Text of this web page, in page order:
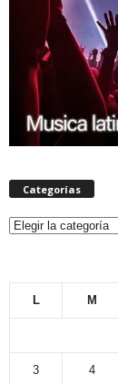
Categorías
Categorías
L M
3 4